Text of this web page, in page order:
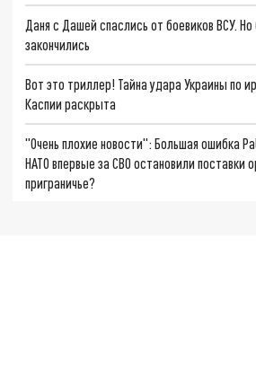
Даня с Дашей спаслись от боевиков ВСУ.
закончились
Вот это триллер! Тайна удара Украины по
Каспии раскрыта
"Очень плохие новости": Большая ошибка
НАТО впервые за СВО остановили поставки
приграничье?